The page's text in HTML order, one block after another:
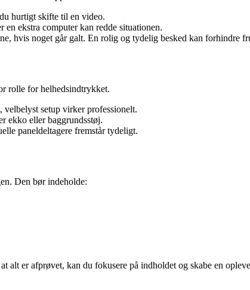
hurtigt skifte til en video.
ekstra computer kan redde situationen.
hvis noget går galt. En rolig og tydelig besked kan forhindre
rolle for helhedsindtrykket.
setup virker professionelt.
ekko eller baggrundsstøj.
paneldeltagere fremstår tydeligt.
Den bør indeholde:
er afprøvet, kan du fokusere på indholdet og skabe en